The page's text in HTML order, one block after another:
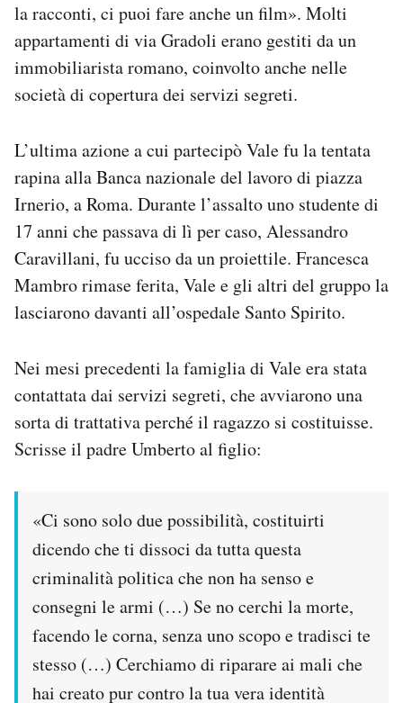
la racconti, ci puoi fare anche un film». Molti
appartamenti di via Gradoli erano gestiti da un
immobiliarista romano, coinvolto anche nelle
società di copertura dei servizi segreti.
L’ultima azione a cui partecipò Vale fu la tentata
rapina alla Banca nazionale del lavoro di piazza
Irnerio, a Roma. Durante l’assalto uno studente di
17 anni che passava di lì per caso, Alessandro
Caravillani, fu ucciso da un proiettile. Francesca
Mambro rimase ferita, Vale e gli altri del gruppo la
lasciarono davanti all’ospedale Santo Spirito.
Nei mesi precedenti la famiglia di Vale era stata
contattata dai servizi segreti, che avviarono una
sorta di trattativa perché il ragazzo si costituisse.
Scrisse il padre Umberto al figlio:
«Ci sono solo due possibilità, costituirti
dicendo che ti dissoci da tutta questa
criminalità politica che non ha senso e
consegni le armi (…) Se no cerchi la morte,
facendo le corna, senza uno scopo e tradisci te
stesso (…) Cerchiamo di riparare ai mali che
hai creato pur contro la tua vera identità